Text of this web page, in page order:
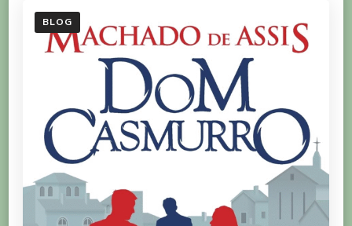
BLOG